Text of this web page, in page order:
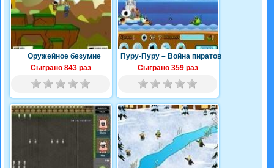
Оружейное безумие
Сыграно 843 раз
Пуру-Пуру – Война пиратов
Сыграно 359 раз